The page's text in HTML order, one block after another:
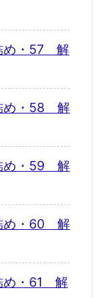
め・57 解
め・58 解
め・59 解
め・60 解
め・61 解